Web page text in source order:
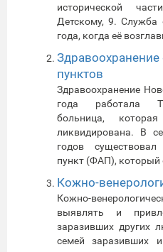
исторической
Детскому, 9. Служба
года, когда её
Здравоохранение
пунктов
Здравоохранение
года работала
больница,
ликвидирована. В
годов существовал
пункт (ФАП), который
Кожно-
Кожно-
выявлять и
заразивших других
семей заразивших